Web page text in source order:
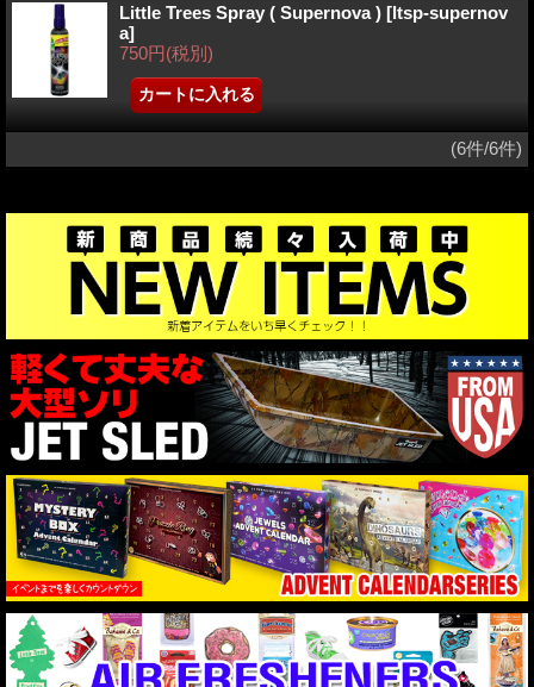
Little Trees Spray ( Supernova ) [ltsp-supernov
a]
750円(税別)
(6件/6件)